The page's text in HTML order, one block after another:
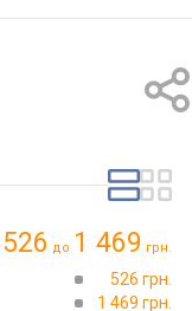
526 до 1 469 грн.
526 грн.
1 469 грн.